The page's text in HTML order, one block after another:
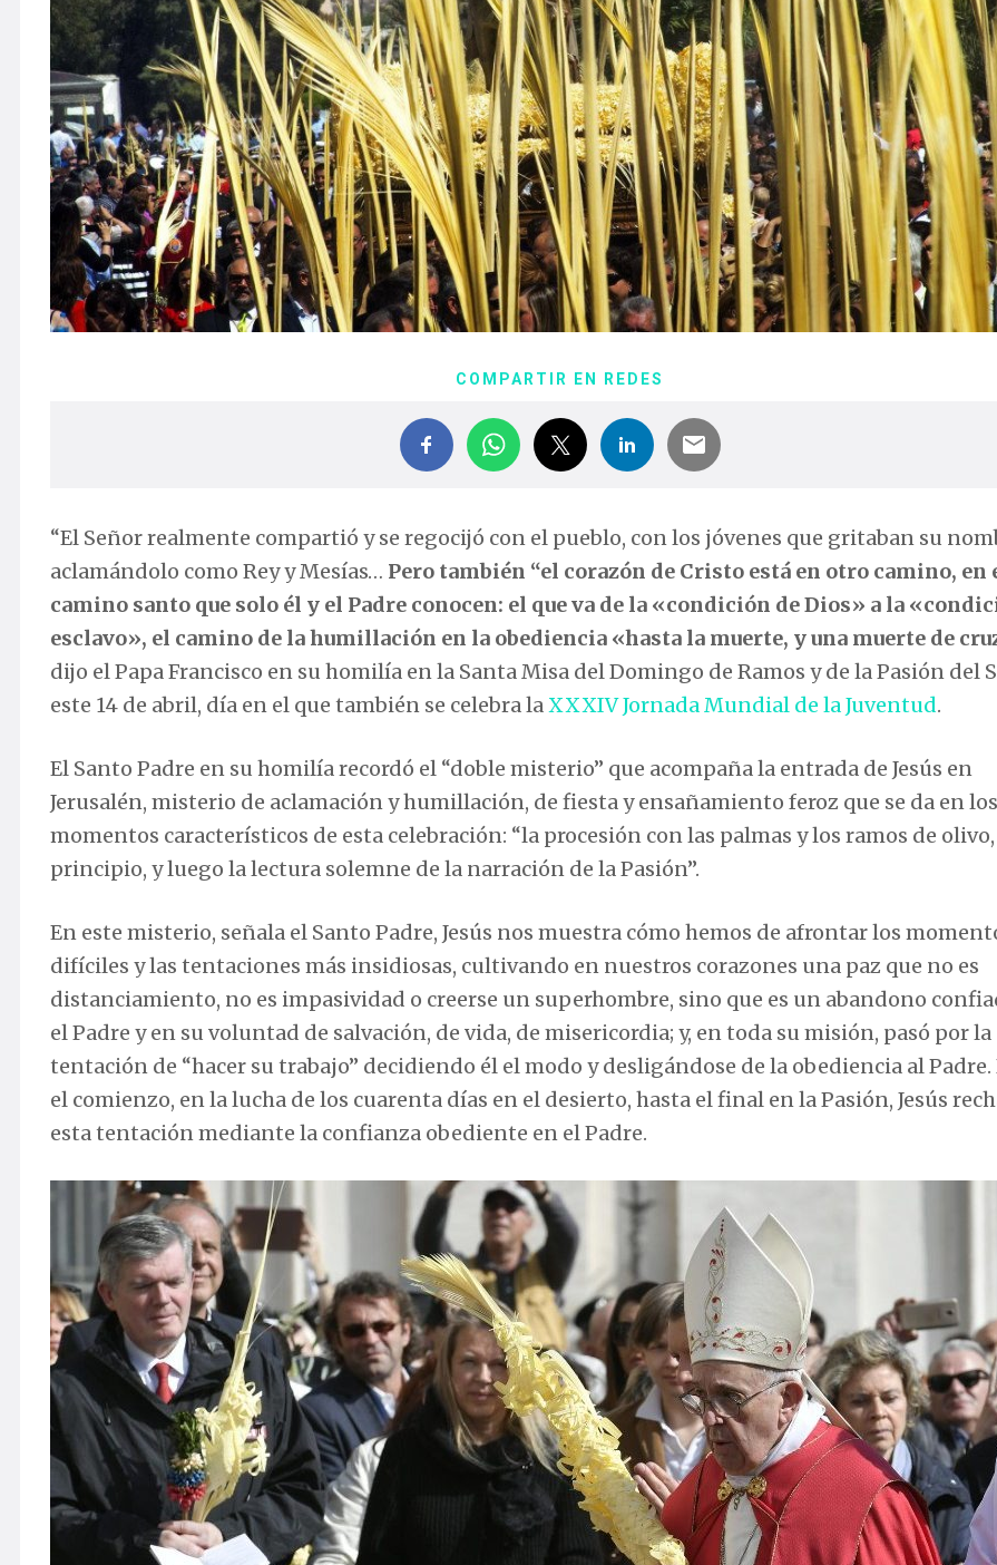
COMPARTIR EN REDES
“El Señor realmente compartió y se regocijó con el pueblo, con los jóvenes que gritaban su
aclamándolo como Rey y Mesías… Pero también “el corazón de Cristo está en otro camino, en
camino santo que solo él y el Padre conocen: el que va de la «condición de Dios» a la
esclavo», el camino de la humillación en la obediencia «hasta la muerte, y una muerte de
dijo el Papa Francisco en su homilía en la Santa Misa del Domingo de Ramos y de la Pasión del
este 14 de abril, día en el que también se celebra laXXXIV Jornada Mundial de la Juventud.
El Santo Padre en su homilía recordó el “doble misterio” que acompaña la entrada de Jesús en
Jerusalén, misterio de aclamación y humillación, de fiesta y ensañamiento feroz que se da en
momentos característicos de esta celebración: “la procesión con las palmas y los ramos de
principio, y luego la lectura solemne de la narración de la Pasión”.
En este misterio, señala el Santo Padre, Jesús nos muestra cómo hemos de afrontar los
difíciles y las tentaciones más insidiosas, cultivando en nuestros corazones una paz que no es
distanciamiento, no es impasividad o creerse un superhombre, sino que es un abandono
el Padre y en su voluntad de salvación, de vida, de misericordia; y, en toda su misión, pasó por la
tentación de “hacer su trabajo” decidiendo él el modo y desligándose de la obediencia al Padre.
el comienzo, en la lucha de los cuarenta días en el desierto, hasta el final en la Pasión, Jesús
esta tentación mediante la confianza obediente en el Padre.